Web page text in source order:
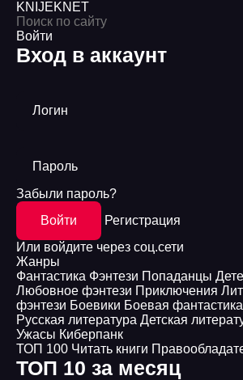
KNIJEKNET
Войти
Вход в аккаунт
Логин
Пароль
Забыли пароль?
Войти
Регистрация
Или войдите через соц.сети
Жанры
Фантастика Фэнтези Попаданцы
Любовное фэнтези Приключения
фэнтези Боевики Боевая фантастика
Русская литература Детская
Ужасы Киберпанк
ТОП 100 Читать книги
ТОП 10 за месяц